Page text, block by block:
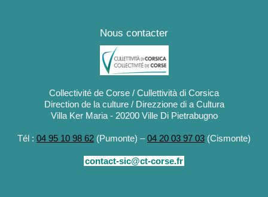
Nous contacter
Collectivité de Corse / Cullettività di Corsica
Direction de la culture / Direzzione di a Cultura
Villa Ker Maria - 20200 Ville Di Pietrabugno
Tél : 04 95 10 98 62 (Pumonte) –04 20 03 97 03 (Cismonte)
contact-sic@ct-corse.fr